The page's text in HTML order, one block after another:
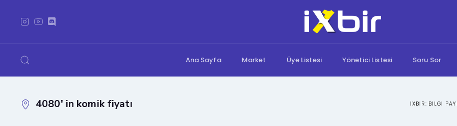
Ana Sayfa Market Üye Listesi Yönetici Listesi Soru Sor
4080' in komik fiyatı